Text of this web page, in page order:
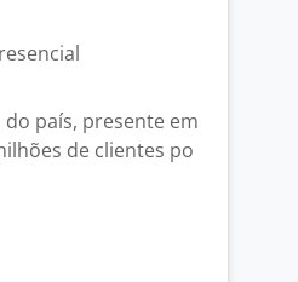
país, presente em
de clientes po